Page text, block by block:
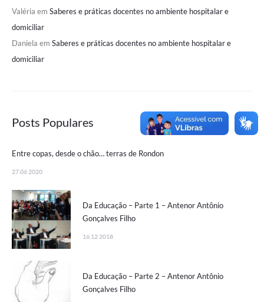
Valéria em Saberes e práticas docentes no ambiente hospitalar e
domiciliar
Daniela em Saberes e práticas docentes no ambiente hospitalar e
domiciliar
Posts Populares
Entre copas, desde o chão… terras de Rondon
27.06 2020
Da Educação – Parte 1 – Antenor Antônio
Gonçalves Filho
16.12 2018
Da Educação – Parte 2 – Antenor Antônio
Gonçalves Filho